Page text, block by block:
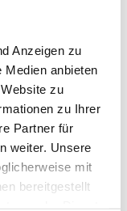
Anzeigen zu
Medien anbieten
zu
zu Ihrer
Partner für
weiter. Unsere
mit
bereitgestellt
MUSIC
CAFE
MESSE
SÜSSES